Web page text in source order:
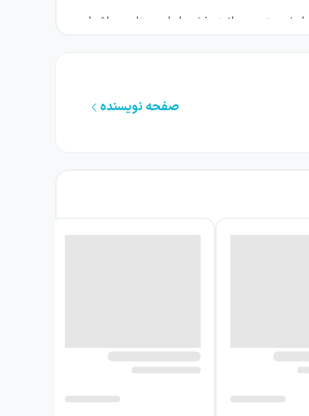
متعهد بماند؛ بخشی از این منابع به اشعار
نامتعارف اما دوست‌داشتنی تبدیل کرده را
شرح می‌دهد. به نسبت آشنایی و قرابتی که مخاطب، خصوصاً مخاطب ایرانی، با داستان و محتوای اصلی کتاب دارد، این رمان تعداد صفحات زیادی دارد و به ۲۷
را به دنیای امروزی نزدیک‌تر کند.
و در آن‌جا با مولانا برخورد می‌کنند؛ جایی
برای رشد معنوی بیشتر و رسیدن به جایگاهی
صفحه نویسنده